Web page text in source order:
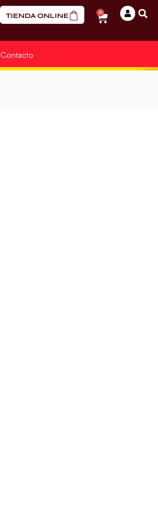
TIENDA ONLINE 0
Contacto